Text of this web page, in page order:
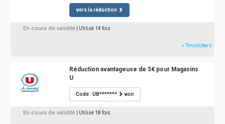
vers la réduction
En cours de validité | Utilisé 14 fois
» Tenstickers
Réduction avantageuse de 5€ pour Magasins
U
Code : UB******* voir
En cours de validité | Utilisé 18 fois